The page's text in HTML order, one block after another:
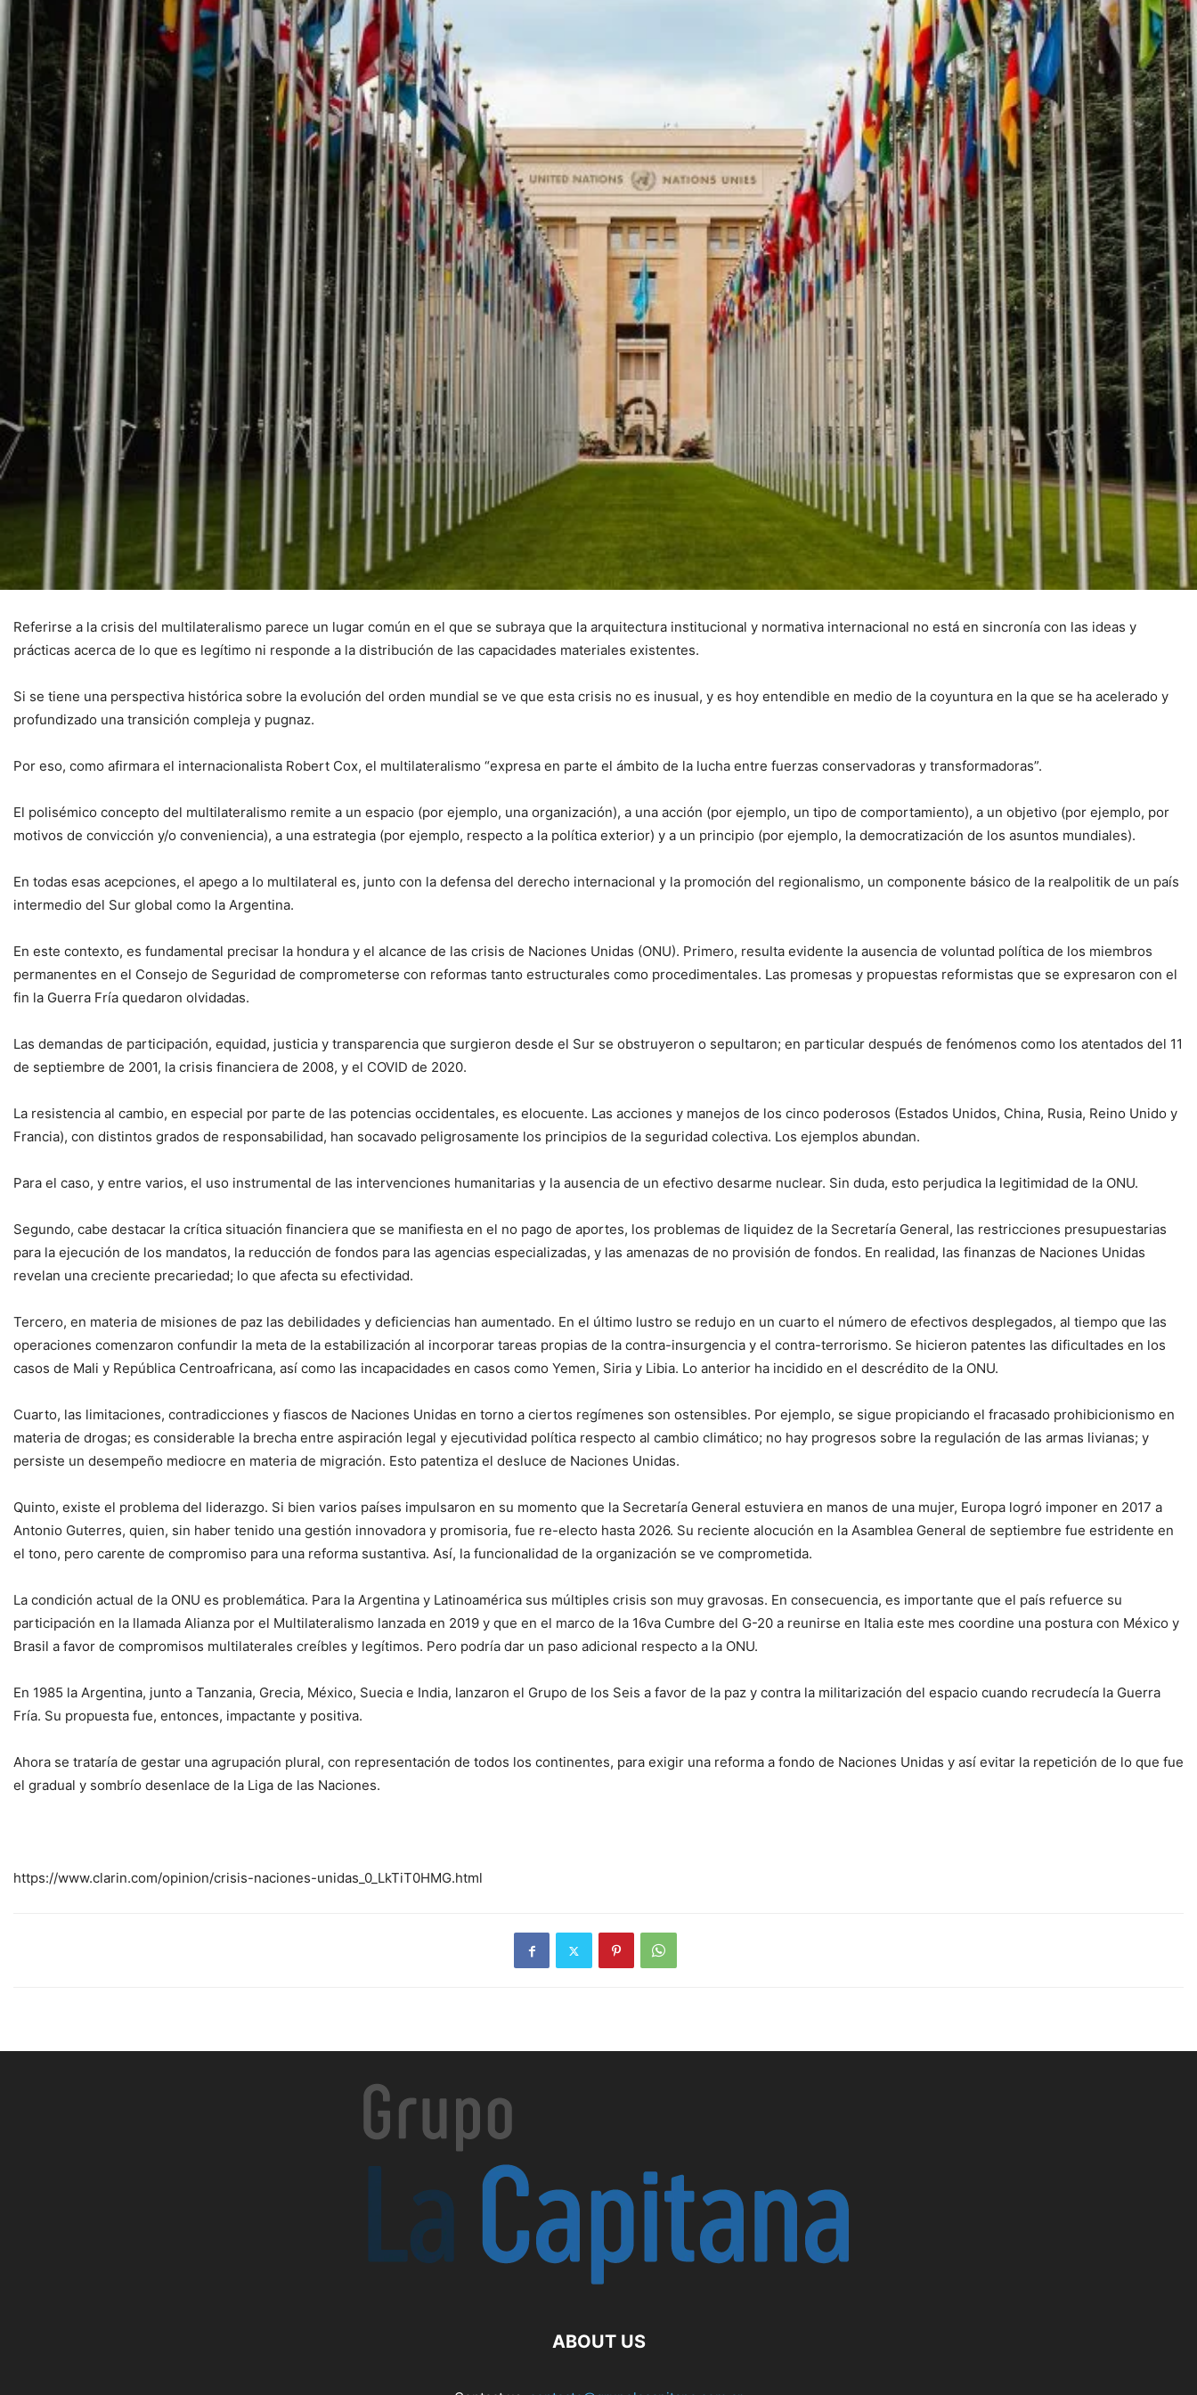
Referirse a la crisis del multilateralismo parece un lugar común en el que se subraya que la arquitectura institucional y normativa internacional no está en sincronía con las ideas y
prácticas acerca de lo que es legítimo ni responde a la distribución de las capacidades materiales existentes.
Si se tiene una perspectiva histórica sobre la evolución del orden mundial se ve que esta crisis no es inusual, y es hoy entendible en medio de la coyuntura en la que se ha acelerado y
profundizado una transición compleja y pugnaz.
Por eso, como afirmara el internacionalista Robert Cox, el multilateralismo “expresa en parte el ámbito de la lucha entre fuerzas conservadoras y transformadoras”.
El polisémico concepto del multilateralismo remite a un espacio (por ejemplo, una organización), a una acción (por ejemplo, un tipo de comportamiento), a un objetivo (por ejemplo, por
motivos de convicción y/o conveniencia), a una estrategia (por ejemplo, respecto a la política exterior) y a un principio (por ejemplo, la democratización de los asuntos mundiales).
En todas esas acepciones, el apego a lo multilateral es, junto con la defensa del derecho internacional y la promoción del regionalismo, un componente básico de la realpolitik de un país
intermedio del Sur global como la Argentina.
En este contexto, es fundamental precisar la hondura y el alcance de las crisis de Naciones Unidas (ONU). Primero, resulta evidente la ausencia de voluntad política de los miembros
permanentes en el Consejo de Seguridad de comprometerse con reformas tanto estructurales como procedimentales. Las promesas y propuestas reformistas que se expresaron con el
fin la Guerra Fría quedaron olvidadas.
Las demandas de participación, equidad, justicia y transparencia que surgieron desde el Sur se obstruyeron o sepultaron; en particular después de fenómenos como los atentados del 11
de septiembre de 2001, la crisis financiera de 2008, y el COVID de 2020.
La resistencia al cambio, en especial por parte de las potencias occidentales, es elocuente. Las acciones y manejos de los cinco poderosos (Estados Unidos, China, Rusia, Reino Unido y
Francia), con distintos grados de responsabilidad, han socavado peligrosamente los principios de la seguridad colectiva. Los ejemplos abundan.
Para el caso, y entre varios, el uso instrumental de las intervenciones humanitarias y la ausencia de un efectivo desarme nuclear. Sin duda, esto perjudica la legitimidad de la ONU.
Segundo, cabe destacar la crítica situación financiera que se manifiesta en el no pago de aportes, los problemas de liquidez de la Secretaría General, las restricciones presupuestarias
para la ejecución de los mandatos, la reducción de fondos para las agencias especializadas, y las amenazas de no provisión de fondos. En realidad, las finanzas de Naciones Unidas
revelan una creciente precariedad; lo que afecta su efectividad.
Tercero, en materia de misiones de paz las debilidades y deficiencias han aumentado. En el último lustro se redujo en un cuarto el número de efectivos desplegados, al tiempo que las
operaciones comenzaron confundir la meta de la estabilización al incorporar tareas propias de la contra-insurgencia y el contra-terrorismo. Se hicieron patentes las dificultades en los
casos de Mali y República Centroafricana, así como las incapacidades en casos como Yemen, Siria y Libia. Lo anterior ha incidido en el descrédito de la ONU.
Cuarto, las limitaciones, contradicciones y fiascos de Naciones Unidas en torno a ciertos regímenes son ostensibles. Por ejemplo, se sigue propiciando el fracasado prohibicionismo en
materia de drogas; es considerable la brecha entre aspiración legal y ejecutividad política respecto al cambio climático; no hay progresos sobre la regulación de las armas livianas; y
persiste un desempeño mediocre en materia de migración. Esto patentiza el desluce de Naciones Unidas.
Quinto, existe el problema del liderazgo. Si bien varios países impulsaron en su momento que la Secretaría General estuviera en manos de una mujer, Europa logró imponer en 2017 a
Antonio Guterres, quien, sin haber tenido una gestión innovadora y promisoria, fue re-electo hasta 2026. Su reciente alocución en la Asamblea General de septiembre fue estridente en
el tono, pero carente de compromiso para una reforma sustantiva. Así, la funcionalidad de la organización se ve comprometida.
La condición actual de la ONU es problemática. Para la Argentina y Latinoamérica sus múltiples crisis son muy gravosas. En consecuencia, es importante que el país refuerce su
participación en la llamada Alianza por el Multilateralismo lanzada en 2019 y que en el marco de la 16va Cumbre del G-20 a reunirse en Italia este mes coordine una postura con México y
Brasil a favor de compromisos multilaterales creíbles y legítimos. Pero podría dar un paso adicional respecto a la ONU.
En 1985 la Argentina, junto a Tanzania, Grecia, México, Suecia e India, lanzaron el Grupo de los Seis a favor de la paz y contra la militarización del espacio cuando recrudecía la Guerra
Fría. Su propuesta fue, entonces, impactante y positiva.
Ahora se trataría de gestar una agrupación plural, con representación de todos los continentes, para exigir una reforma a fondo de Naciones Unidas y así evitar la repetición de lo que fue
el gradual y sombrío desenlace de la Liga de las Naciones.
https://www.clarin.com/opinion/crisis-naciones-unidas_0_LkTiT0HMG.html
ABOUT US